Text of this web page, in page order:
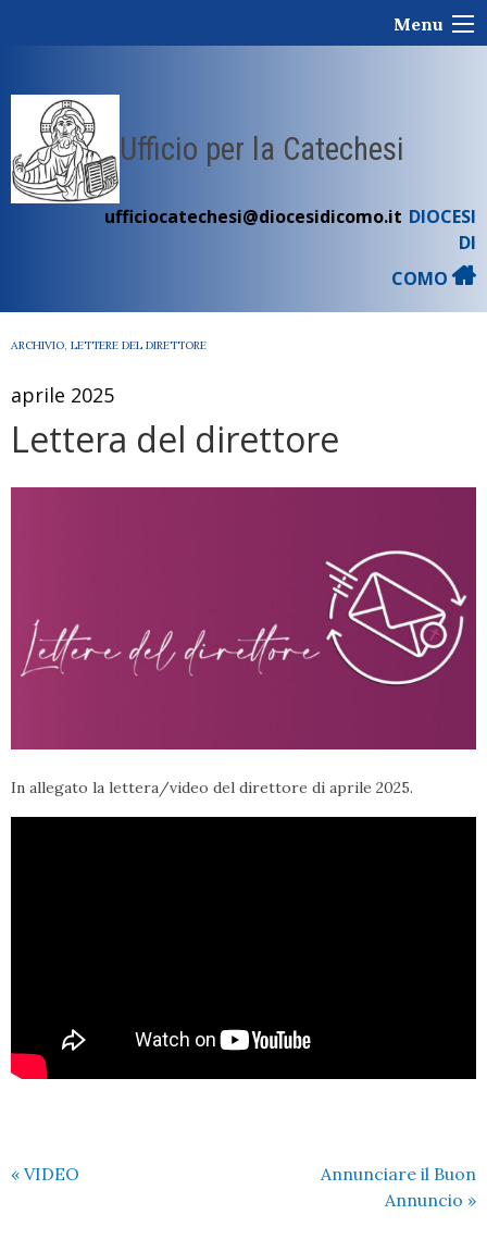
Menu
Ufficio per la Catechesi
ufficiocatechesi@diocesidicomo.it DIOCESI
DI
COMO
ARCHIVIO, LETTERE DEL DIRETTORE
aprile 2025
Lettera del direttore
In allegato la lettera/video del direttore di aprile 2025.
« VIDEO
Annunciare il Buon
Annuncio »